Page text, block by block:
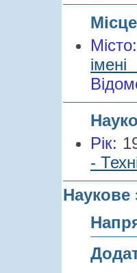
Місто:
Рік:
-
Наукове